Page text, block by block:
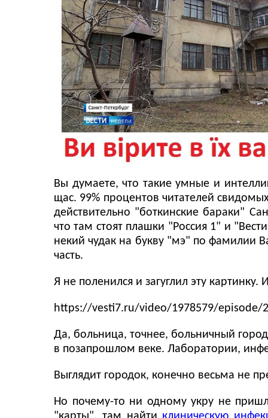
Вы думаете, что такие умные и
щас. 99% процентов читателей
действительно "боткинские бараки"
что там стоят плашки "Россия 1" и
некий чудак на букву "мэ" по фамилии
часть.
Я не поленился и загуглил эту
https://vesti7.ru/video/1978579/episode/
Да, больница, точнее, больничный
в позапрошлом веке. Лаборатории,
Выглядит городок, конечно весьма не
Но почему-то ни одному укру не